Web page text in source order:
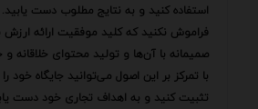
استفاده کنید و به نتایج مطلوب دست یابید.
فراموش نکنید که کلید موفقیت ارائه ارزش
صمیمانه با آن‌ها و تولید محتوای خلاقانه
با تمرکز بر این اصول می‌توانید جایگاه خود
تثبیت کنید و به اهداف تجاری خود دست